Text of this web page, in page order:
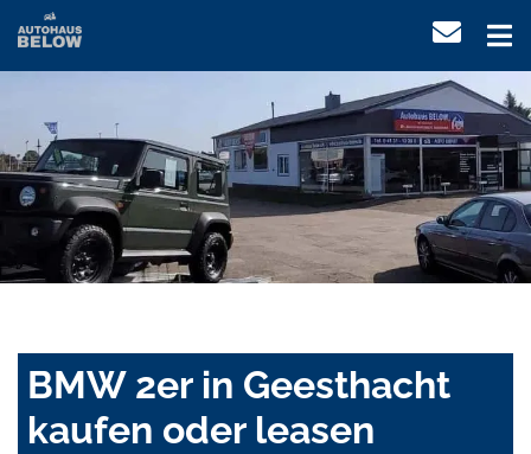
BMW 2er in Geesthacht
kaufen oder leasen